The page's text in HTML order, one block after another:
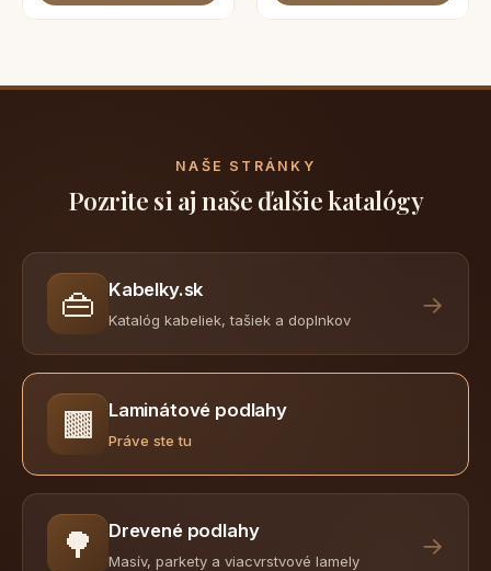
NAŠE STRÁNKY
Pozrite si aj naše ďalšie katalógy
👜 Kabelky.sk
Katalóg kabeliek, tašiek a doplnkov
→
🟫 Laminátové podlahy
Práve ste tu
🌳 Drevené podlahy
Masív, parkety a viacvrstvové lamely
→